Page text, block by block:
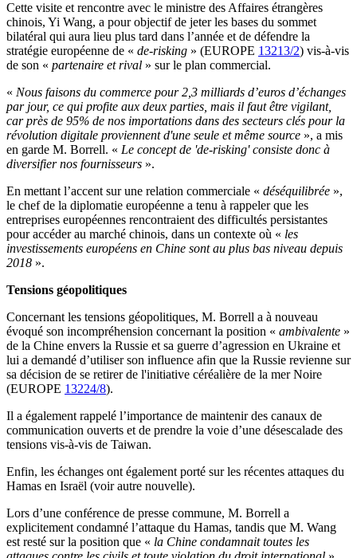
Cette visite et rencontre avec le ministre des Affaires étrangères
chinois, Yi Wang, a pour objectif de jeter les bases du sommet
bilatéral qui aura lieu plus tard dans l’année et de défendre la
stratégie européenne de « de-risking » (EUROPE 13213/2) vis-à-vis
de son « partenaire et rival » sur le plan commercial.
« Nous faisons du commerce pour 2,3 milliards d’euros d’échanges
par jour, ce qui profite aux deux parties, mais il faut être vigilant,
car près de 95% de nos importations dans des secteurs clés pour la
révolution digitale proviennent d'une seule et même source », a mis
en garde M. Borrell. « Le concept de 'de-risking' consiste donc à
diversifier nos fournisseurs ».
En mettant l’accent sur une relation commerciale « déséquilibrée »,
le chef de la diplomatie européenne a tenu à rappeler que les
entreprises européennes rencontraient des difficultés persistantes
pour accéder au marché chinois, dans un contexte où « les
investissements européens en Chine sont au plus bas niveau depuis
2018 ».
Tensions géopolitiques
Concernant les tensions géopolitiques, M. Borrell a à nouveau
évoqué son incompréhension concernant la position « ambivalente »
de la Chine envers la Russie et sa guerre d’agression en Ukraine et
lui a demandé d’utiliser son influence afin que la Russie revienne sur
sa décision de se retirer de l'initiative céréalière de la mer Noire
(EUROPE 13224/8).
Il a également rappelé l’importance de maintenir des canaux de
communication ouverts et de prendre la voie d’une désescalade des
tensions vis-à-vis de Taiwan.
Enfin, les échanges ont également porté sur les récentes attaques du
Hamas en Israël (voir autre nouvelle).
Lors d’une conférence de presse commune, M. Borrell a
explicitement condamné l’attaque du Hamas, tandis que M. Wang
est resté sur la position que « la Chine condamnait toutes les